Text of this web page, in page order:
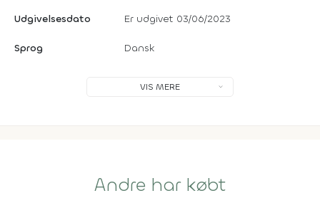
Udgivelsesdato Er udgivet 03/06/2023
Sprog Dansk
VIS MERE
Andre har købt